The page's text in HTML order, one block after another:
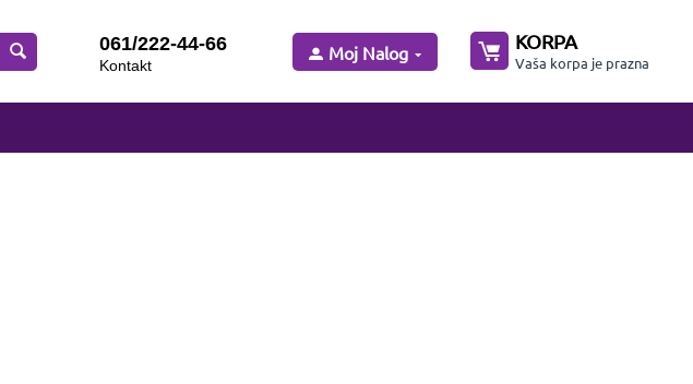
061/222-44-66
Kontakt
Moj Nalog KORPA
Vaša korpa je prazna